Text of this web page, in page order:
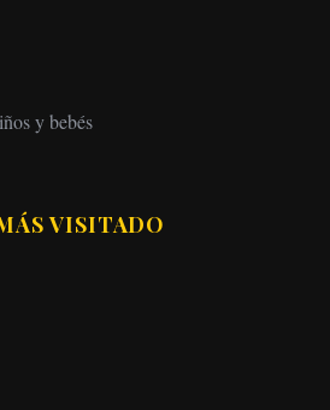
y bebés
VISITADO